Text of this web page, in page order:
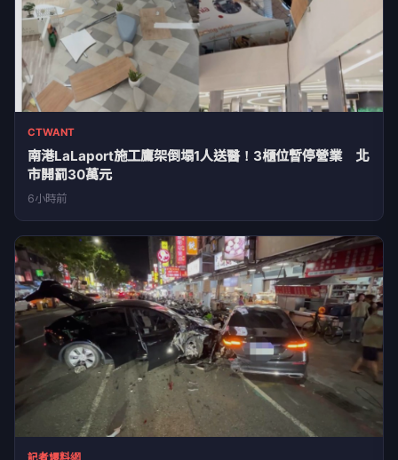
CTWANT
南港LaLaport施工鷹架倒塌1人送醫！3櫃位暫停營業 北
市開罰30萬元
6小時前
記者爆料網